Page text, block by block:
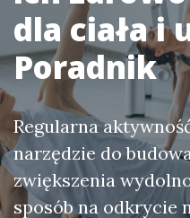
dla ciała i
Poradnik
Regularna
narzędzie do
zwiększenia
sposób na odkrycie